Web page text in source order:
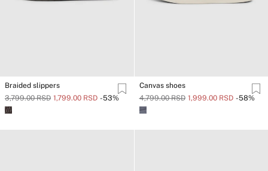
Braided slippers
3,799.00 RSD 1,799.00 RSD -53%
Canvas shoes
4,799.00 RSD 1,999.00 RSD -58%